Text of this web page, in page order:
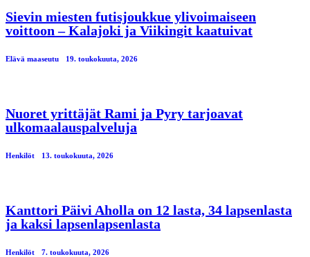
Sievin miesten futisjoukkue ylivoimaiseen
voittoon – Kalajoki ja Viikingit kaatuivat
Elävä maaseutu 19. toukokuuta, 2026
Nuoret yrittäjät Rami ja Pyry tarjoavat
ulkomaalauspalveluja
Henkilöt 13. toukokuuta, 2026
Kanttori Päivi Aholla on 12 lasta, 34 lapsenlasta
ja kaksi lapsenlapsenlasta
Henkilöt 7. toukokuuta, 2026